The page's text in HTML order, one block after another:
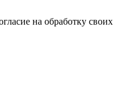
на обработку своих